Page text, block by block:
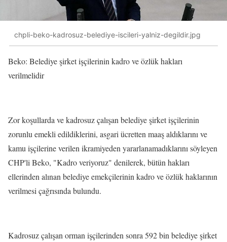
chpli-beko-kadrosuz-belediye-iscileri-yalniz-degildir.jpg
Beko: Belediye şirket işçilerinin kadro ve özlük hakları
verilmelidir
Zor koşullarda ve kadrosuz çalışan belediye şirket işçilerinin
zorunlu emekli edildiklerini, asgari ücretten maaş aldıklarını ve
kamu işçilerine verilen ikramiyeden yararlanamadıklarını söyleyen
CHP'li Beko, "Kadro veriyoruz" denilerek, bütün hakları
ellerinden alınan belediye emekçilerinin kadro ve özlük haklarının
verilmesi çağrısında bulundu.
Kadrosuz çalışan orman işçilerinden sonra 592 bin belediye şirket